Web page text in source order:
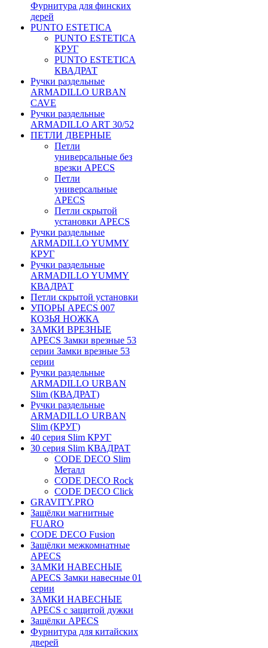
Фурнитура для финских
дерей
PUNTO ESTETICA
PUNTO ESTETICA
КРУГ
PUNTO ESTETICA
КВАДРАТ
Ручки раздельные
ARMADILLO URBAN
CAVE
Ручки раздельные
ARMADILLO ART 30/52
ПЕТЛИ ДВЕРНЫЕ
Петли
универсальные без
врезки APECS
Петли
универсальные
APECS
Петли скрытой
установки APECS
Ручки раздельные
ARMADILLO YUMMY
КРУГ
Ручки раздельные
ARMADILLO YUMMY
КВАДРАТ
Петли скрытой установки
УПОРЫ APECS 007
КОЗЬЯ НОЖКА
ЗАМКИ ВРЕЗНЫЕ
APECS Замки врезные 53
серии Замки врезные 53
серии
Ручки раздельные
ARMADILLO URBAN
Slim (КВАДРАТ)
Ручки раздельные
ARMADILLO URBAN
Slim (КРУГ)
40 серия Slim КРУГ
30 серия Slim КВАДРАТ
CODE DECO Slim
Металл
CODE DECO Rock
CODE DECO Click
GRAVITY.PRO
Защёлки магнитные
FUARO
CODE DECO Fusion
Защёлки межкомнатные
APECS
ЗАМКИ НАВЕСНЫЕ
APECS Замки навесные 01
серии
ЗАМКИ НАВЕСНЫЕ
APECS с защитой дужки
Защёлки APECS
Фурнитура для китайских
дверей